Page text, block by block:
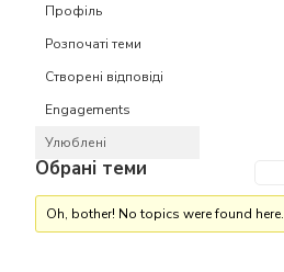
Профіль
Розпочаті теми
Створені відповіді
Engagements
Улюблені
Обрані теми
Oh, bother! No topics were found here.